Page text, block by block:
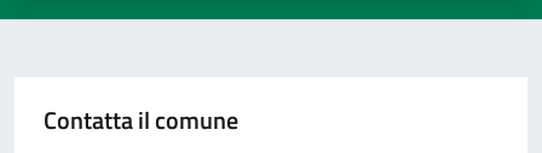
Contatta il comune